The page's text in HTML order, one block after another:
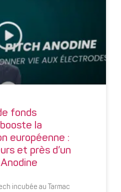
fonds
la
européenne :
et près d’un
incubée au Tarmac